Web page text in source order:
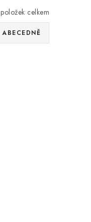
položek celkem
ABECEDNĚ